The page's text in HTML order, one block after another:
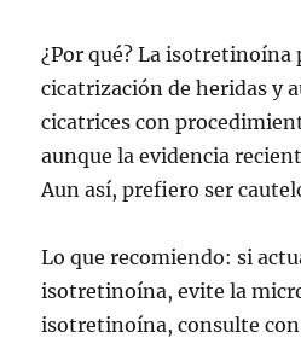
¿Por qué? La
cicatrización de heridas y
cicatrices con
aunque la evidencia
Aun así, prefiero ser
Lo que recomiendo: si
isotretinoína, evite la
isotretinoína, consulte con